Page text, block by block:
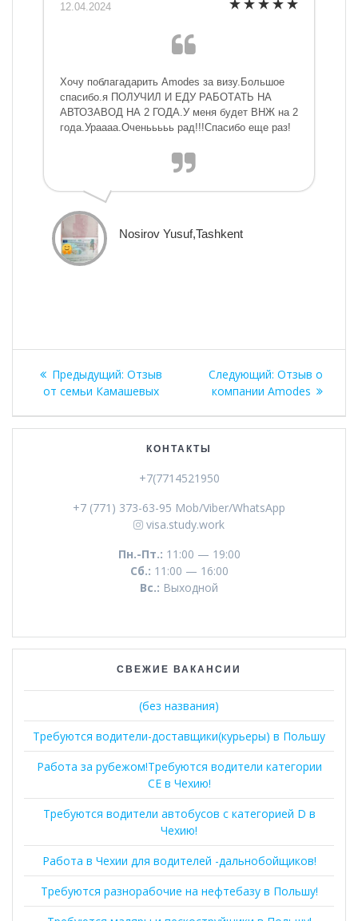
12.04.2024
Хочу поблагадарить Amodes за визу.Большое
спасибо.я ПОЛУЧИЛ И ЕДУ РАБОТАТЬ НА
АВТОЗАВОД НА 2 ГОДА.У меня будет ВНЖ на 2
года.Ураааа.Оченььььь рад!!!Спасибо еще раз!
Nosirov Yusuf,Tashkent
Навигация
по
записям
Предыдущий: Предыдущая
запись:
Отзыв
от семьи Камашевых
Следующий: Следующая
запись:
Отзыв о
компании Amodes
КОНТАКТЫ
+7(7714521950
+7 (771) 373-63-95 Mob/Viber/WhatsApp
visa.study.work
Пн.-Пт.: 11:00 — 19:00
Сб.: 11:00 — 16:00
Вс.: Выходной
СВЕЖИЕ ВАКАНСИИ
(без названия)
Требуются водители-доставщики(курьеры) в Польшу
Работа за рубежом!Требуются водители категории
СЕ в Чехию!
Требуются водители автобусов с категорией D в
Чехию!
Работа в Чехии для водителей -дальнобойщиков!
Требуются разнорабочие на нефтебазу в Польшу!